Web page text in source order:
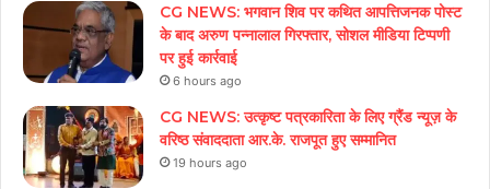
CG NEWS: भगवान शिव पर कथित आपत्तिजनक पोस्ट
के बाद अरुण पन्नालाल गिरफ्तार, सोशल मीडिया टिप्पणी
पर हुई कार्रवाई
6 hours ago
CG NEWS: उत्कृष्ट पत्रकारिता के लिए ग्रैंड न्यूज़ के
वरिष्ठ संवाददाता आर.के. राजपूत हुए सम्मानित
19 hours ago